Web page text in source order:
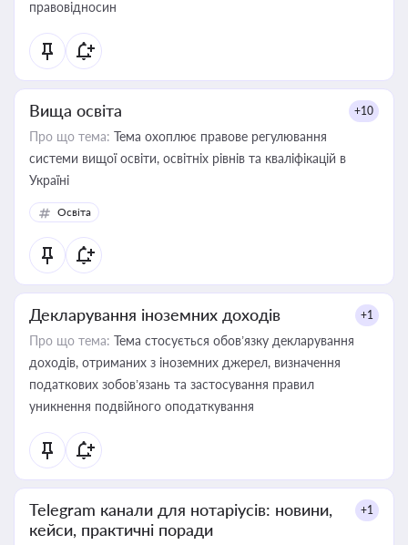
правовідносин
Вища освіта +10
Про що тема: Тема охоплює правове регулювання
системи вищої освіти, освітніх рівнів та кваліфікацій в
Україні
Освіта
Декларування іноземних доходів +1
Про що тема: Тема стосується обов’язку декларування
доходів, отриманих з іноземних джерел, визначення
податкових зобов’язань та застосування правил
уникнення подвійного оподаткування
Telegram канали для нотаріусів: новини,
кейси, практичні поради
+1